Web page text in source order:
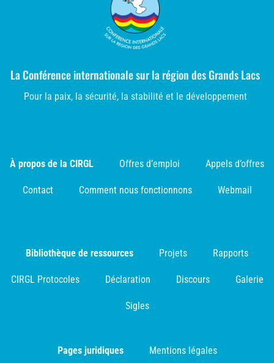
La Conférence internationale sur la région des Grands Lacs
Pour la paix, la sécurité, la stabilité et le développement
À propos de la CIRGL Offres d’emploi Appels d’offres
Contact Comment nous fonctionnons Webmail
Bibliothèque de ressources Projets Rapports
CIRGL Protocoles Déclaration Discours Galerie
Sigles
Pages juridiques Mentions légales